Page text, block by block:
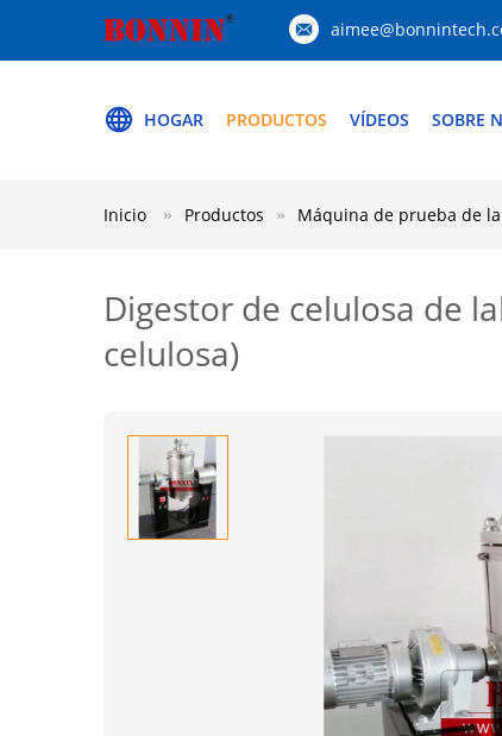
HOGAR PRODUCTOS VÍDEOS SOBRE
Inicio Productos Máquina de prueba de
Digestor de celulosa de
celulosa)